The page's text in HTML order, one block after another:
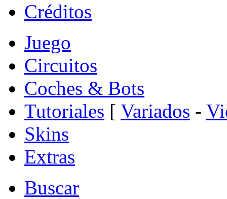
Créditos
Juego
Circuitos
Coches & Bots
Tutoriales [ Variados -
Skins
Extras
Buscar